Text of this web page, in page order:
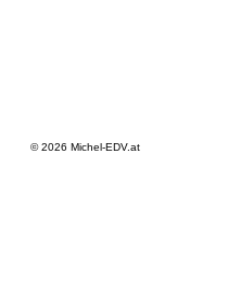
© 2026 Michel-EDV.at